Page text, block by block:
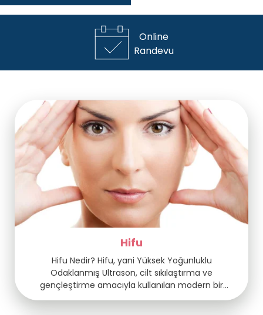
Online
Randevu
Hifu
Hifu Nedir? Hifu, yani Yüksek Yoğunluklu
Odaklanmış Ultrason, cilt sıkılaştırma ve
gençleştirme amacıyla kullanılan modern bir
tedavi yöntemidir. Bu işlem, cildin alt katmanlarına